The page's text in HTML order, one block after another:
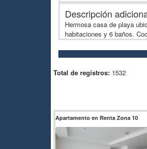
Descripción
Hermosa casa de playa
habitaciones y 6 baños.
Total de registros:1532
Apartamento en Renta Zona 10